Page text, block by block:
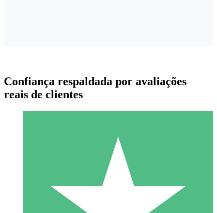
Pacotes de Créditos Individuais
Pague conforme o uso com créditos de download. Sem
Confiança respaldada por avaliações
reais de clientes